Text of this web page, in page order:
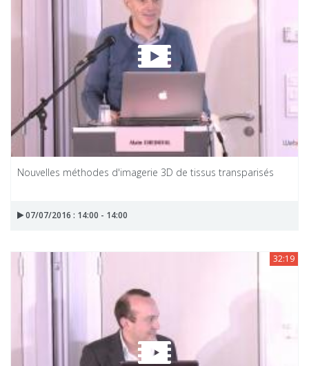
Nouvelles méthodes d'imagerie 3D de tissus transparisés
07/07/2016 : 14:00 - 14:00
32:19